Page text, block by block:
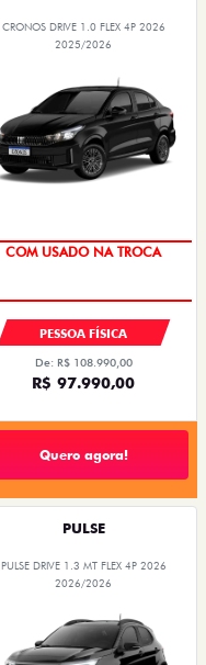
CRONOS DRIVE 1.0 FLEX 4P 2026
2025/2026
COM USADO NA TROCA
PESSOA FÍSICA
De: R$ 108.990,00
R$ 97.990,00
Quero agora!
PULSE
PULSE DRIVE 1.3 MT FLEX 4P 2026
2026/2026